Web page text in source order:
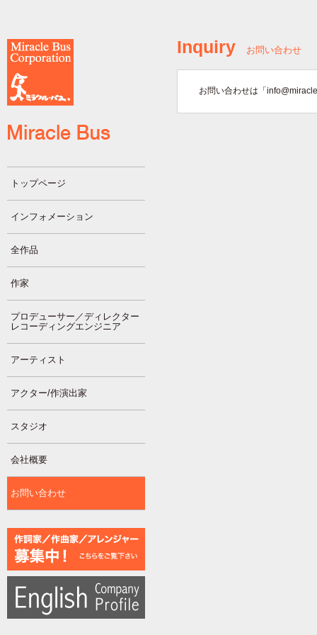
トップページ
インフォメーション
全作品
作家
プロデューサー／ディレクター
レコーディングエンジニア
アーティスト
アクター/作演出家
スタジオ
会社概要
お問い合わせ
Inquiry お問い合わせ
お問い合わせは「